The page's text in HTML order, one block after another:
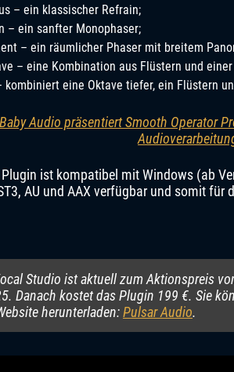
– ein klassischer Refrain;
– ein sanfter Monophaser;
– ​​ein räumlicher Phaser mit breitem
– eine Kombination aus Flüstern und
kombiniert eine Oktave tiefer, ein Flüstern
Audio präsentiert Smooth Operator
ist kompatibel mit Windows (ab
AU und AAX verfügbar und somit
Studio ist aktuell zum Aktionspreis
Danach kostet das Plugin 199 €. Sie
herunterladen:Pulsar Audio.